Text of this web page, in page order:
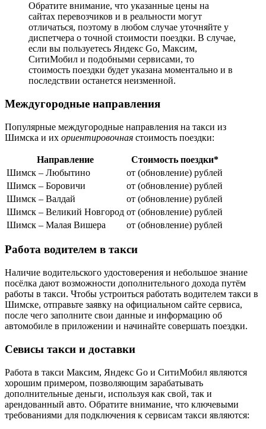
Обратите внимание, что указанные цены на
сайтах перевозчиков и в реальности могут
отличаться, поэтому в любом случае уточняйте у
диспетчера о точной стоимости поездки. В случае,
если вы пользуетесь Яндекс Go, Максим,
СитиМобил и подобными сервисами, то
стоимость поездки будет указана моментально и в
последствии останется неизменной.
Междугородные направления
Популярные междугородные направления на такси из
Шимска и их ориентировочная стоимость поездки:
Направление
Стоимость поездки*
Шимск – Любытино
от (обновление) рублей
Шимск – Боровичи
от (обновление) рублей
Шимск – Валдай
от (обновление) рублей
Шимск – Великий Новгород от (обновление) рублей
Шимск – Малая Вишера
от (обновление) рублей
Работа водителем в такси
Наличие водительского удостоверения и небольшое знание
посёлка дают возможности дополнительного дохода путём
работы в такси. Чтобы устроиться работать водителем такси в
Шимске, отправьте заявку на официальном сайте сервиса,
после чего заполните свои данные и информацию об
автомобиле в приложении и начинайте совершать поездки.
Севисы такси и доставки
Работа в такси Максим, Яндекс Go и СитиМобил являются
хорошим примером, позволяющим зарабатывать
дополнительные деньги, используя как свой, так и
арендованный авто. Обратите внимание, что ключевыми
требованиями для подключения к сервисам такси являются: